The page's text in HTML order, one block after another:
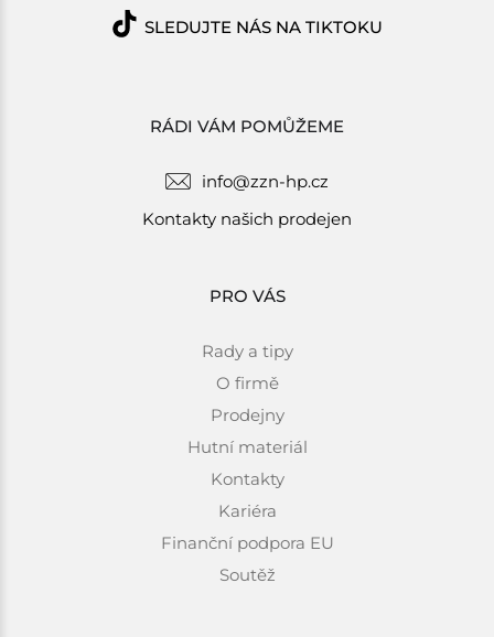
RÁDI VÁM POMŮŽEME
info@zzn-hp.cz
Kontakty našich prodejen
PRO VÁS
Rady a tipy
O firmě
Prodejny
Hutní materiál
Kontakty
Kariéra
Finanční podpora EU
Soutěž
SLEDUJTE NÁS NA TIKTOKU